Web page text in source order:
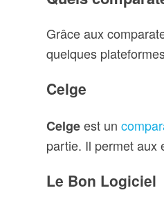
Grâce aux
quelques
Celge
Celgeest un
partie. Il permet aux
Le Bon Logiciel